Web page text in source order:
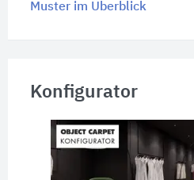
Muster im Überblick
Konfigurator